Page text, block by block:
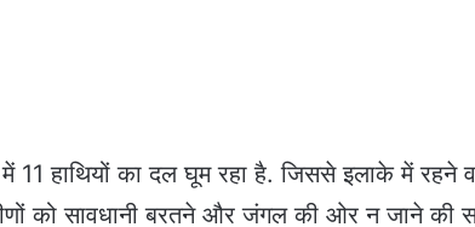
11 हाथियों का दल घूम रहा है. जिससे इलाके में रहने
को सावधानी बरतने और जंगल की ओर न जाने की